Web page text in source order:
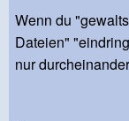
Wenn du
Dateien"
nur